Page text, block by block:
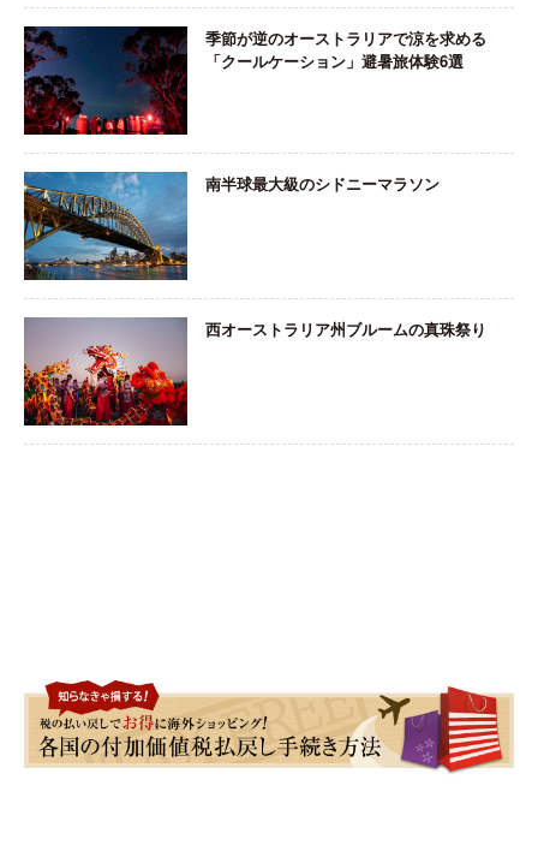
季節が逆のオーストラリアで涼を求める
「クールケーション」避暑旅体験6選
南半球最大級のシドニーマラソン
西オーストラリア州ブルームの真珠祭り